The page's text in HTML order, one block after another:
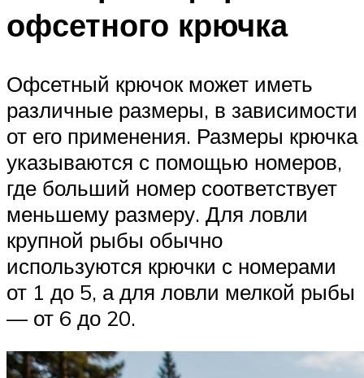
офсетного крючка
Офсетный крючок может иметь
различные размеры, в зависимости
от его применения. Размеры крючка
указываются с помощью номеров,
где больший номер соответствует
меньшему размеру. Для ловли
крупной рыбы обычно
используются крючки с номерами
от 1 до 5, а для ловли мелкой рыбы
— от 6 до 20.